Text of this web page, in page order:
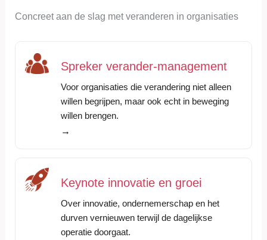
Concreet aan de slag met veranderen in organisaties
Spreker verander-management
Voor organisaties die verandering niet alleen
willen begrijpen, maar ook echt in beweging
willen brengen.
→
Keynote innovatie en groei
Over innovatie, ondernemerschap en het
durven vernieuwen terwijl de dagelijkse
operatie doorgaat.